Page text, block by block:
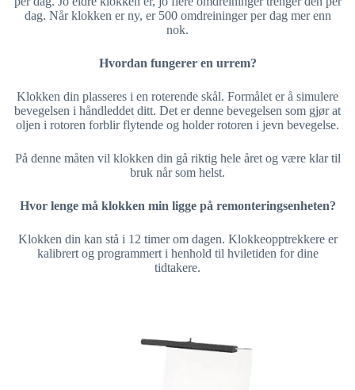
dag. Når klokken er ny, er 500 omdreininger per dag mer enn
nok.
Hvordan fungerer en urrem?
Klokken din plasseres i en roterende skål. Formålet er å simulere
bevegelsen i håndleddet ditt. Det er denne bevegelsen som gjør at
oljen i rotoren forblir flytende og holder rotoren i jevn bevegelse.
På denne måten vil klokken din gå riktig hele året og være klar til
bruk når som helst.
Hvor lenge må klokken min ligge på remonteringsenheten?
Klokken din kan stå i 12 timer om dagen. Klokkeopptrekkere er
kalibrert og programmert i henhold til hviletiden for dine
tidtakere.